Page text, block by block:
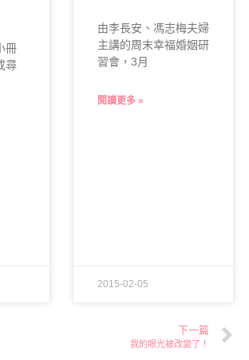
冊
尋
由李長安、馮志梅夫婦
主講的周末幸福婚姻研
習會，3月
閱讀更多 »
2015-02-05
下一篇
我的眼光被改變了！